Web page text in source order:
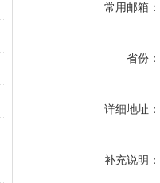
常用邮箱：
省份：
详细地址：
补充说明：